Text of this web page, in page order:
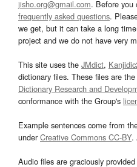
jisho.org@gmail.com. Before you
frequently asked questions.
we get, but it can take a long
project and we do not have very
This site uses the JMdict,
dictionary files. These files are
Dictionary Research and
conformance with the Group's
Example sentences come from
underCreative Commons CC-BY.
Audio files are graciously